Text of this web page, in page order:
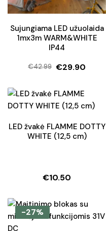
Sujungiama LED užuolaida
1mx3m WARM&WHITE
IP44
€42.99
Original
was:
€42.99.
€29.90
Current
is:
€29.90.
LED žvakė FLAMME DOTTY
WHITE (12,5 cm)
€10.50
-27%